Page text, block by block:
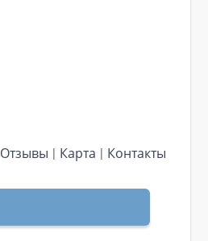
Отзывы Карта Контакты